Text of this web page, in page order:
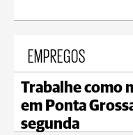
EMPREGOS
Trabalhe como
em Ponta
segunda